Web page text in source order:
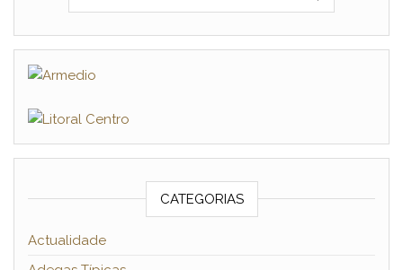
CATEGORIAS
Actualidade